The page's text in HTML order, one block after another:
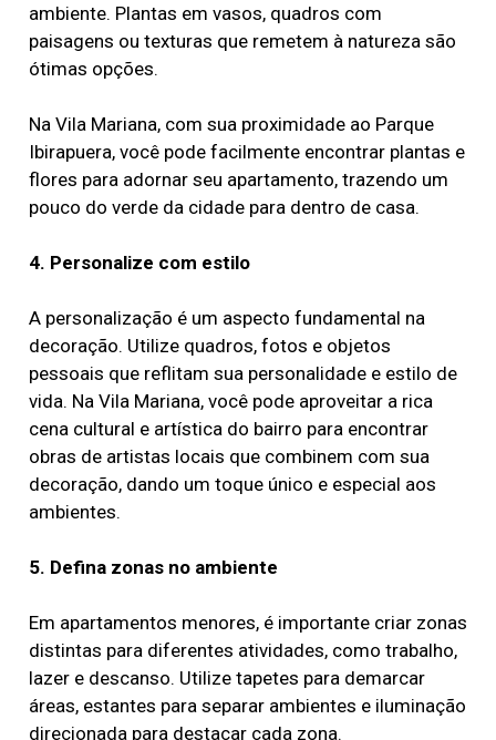
ambiente. Plantas em vasos, quadros com
paisagens ou texturas que remetem à natureza são
ótimas opções.
Na Vila Mariana, com sua proximidade ao Parque
Ibirapuera, você pode facilmente encontrar plantas e
flores para adornar seu apartamento, trazendo um
pouco do verde da cidade para dentro de casa.
4. Personalize com estilo
A personalização é um aspecto fundamental na
decoração. Utilize quadros, fotos e objetos
pessoais que reflitam sua personalidade e estilo de
vida. Na Vila Mariana, você pode aproveitar a rica
cena cultural e artística do bairro para encontrar
obras de artistas locais que combinem com sua
decoração, dando um toque único e especial aos
ambientes.
5. Defina zonas no ambiente
Em apartamentos menores, é importante criar zonas
distintas para diferentes atividades, como trabalho,
lazer e descanso. Utilize tapetes para demarcar
áreas, estantes para separar ambientes e iluminação
direcionada para destacar cada zona.